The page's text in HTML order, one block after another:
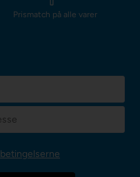
Prismatch på alle varer
betingelserne